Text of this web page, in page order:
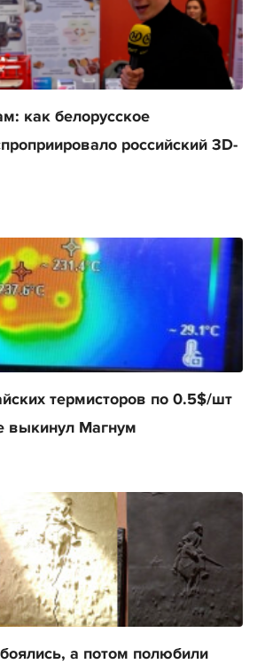
как белорусское
российский 3D-
термисторов по 0.5$/шт
выкинул Магнум
а потом полюбили